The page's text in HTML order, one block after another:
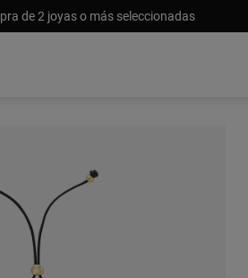
de 2 joyas o más seleccionadas